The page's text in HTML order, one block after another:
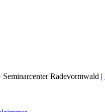
Radevormwald |